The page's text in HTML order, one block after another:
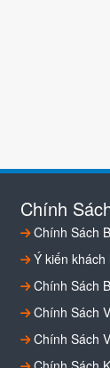
Chính
Chính Sách
Ý kiến khách
Chính Sách
Chính Sách
Chính Sách